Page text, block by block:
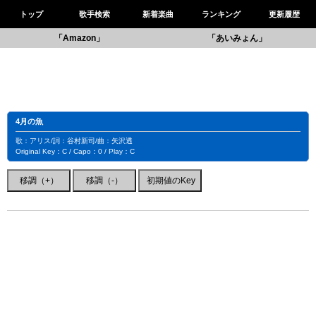
トップ 歌手検索 新着楽曲 ランキング 更新履歴
「Amazon」 「あいみょん」
4月の魚
歌：アリス/詞：谷村新司/曲：矢沢透
Original Key：C / Capo：0 / Play：C